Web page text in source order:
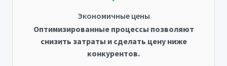
Экономичные цены
Оптимизированные процессы позволяют
снизить затраты и сделать цену ниже
конкурентов.